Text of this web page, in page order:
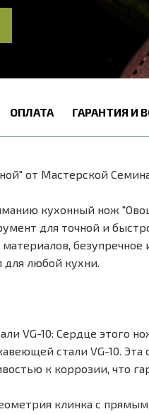
ОПЛАТА ГАРАНТИЯ И
от Мастерской
кухонный нож
для точной и
любой кухни.
VG-10: Сердце этого
стали VG-10. Эта
к коррозии, что
клинка с